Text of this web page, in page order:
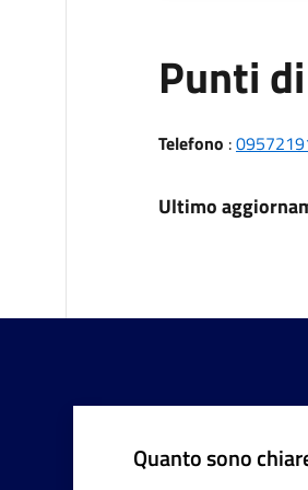
Punti
Telefono :
Ultimo
Quanto sono